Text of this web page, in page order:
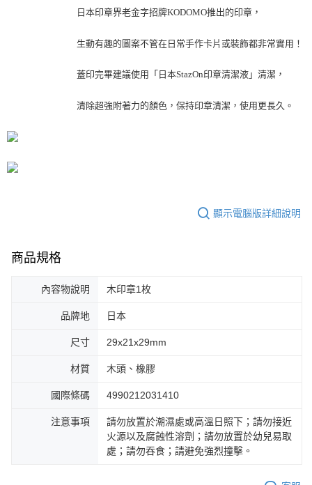
日本印章界老金字招牌KODOMO推出的印章，
生動有趣的圖案不管在日常手作卡片或裝飾都非常實用！
蓋印完畢建議使用「日本StazOn印章清潔液」清潔，
清除超強附著力的顏色，保持印章清潔，使用更長久。
顯示電腦版詳細說明
商品規格
內容物說明 木印章1枚
品牌地 日本
尺寸 29x21x29mm
材質 木頭、橡膠
國際條碼 4990212031410
注意事項
請勿放置於潮濕處或高溫日照下；請勿接近
火源以及腐蝕性溶劑；請勿放置於幼兒易取
處；請勿吞食；請避免強烈撞擊。